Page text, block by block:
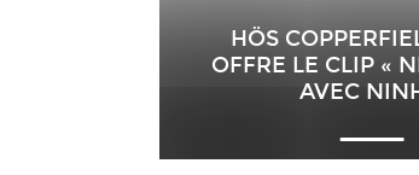
HÖS
OFFRE LE CLIP «
AVEC